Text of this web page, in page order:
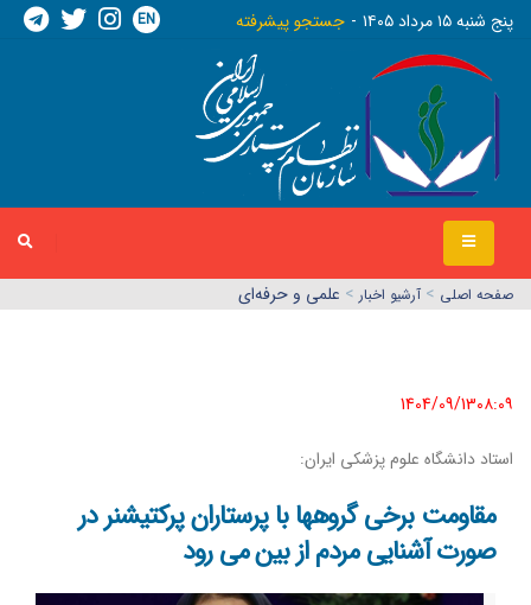
پنج شنبه ١٥ مرداد ١٤٠٥ جستجو پیشرفته EN
صفحه اصلي > آرشیو اخبار > علمی و حرفه‌ای
1404/09/13٠٨:٠٩
استاد دانشگاه علوم پزشکی ایران:
مقاومت برخی گروهها با پرستاران پرکتیشنر در
صورت آشنایی مردم از بین می رود